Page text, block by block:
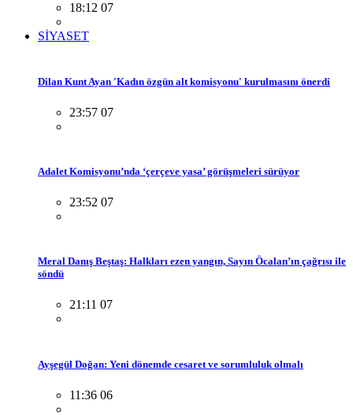
18:12 07
SİYASET
Dilan Kunt Ayan 'Kadın özgün alt komisyonu' kurulmasını önerdi
23:57 07
Adalet Komisyonu’nda ‘çerçeve yasa’ görüşmeleri sürüyor
23:52 07
Meral Danış Beştaş: Halkları ezen yangın, Sayın Öcalan’ın çağrısı ile
söndü
21:11 07
Ayşegül Doğan: Yeni dönemde cesaret ve sorumluluk olmalı
11:36 06